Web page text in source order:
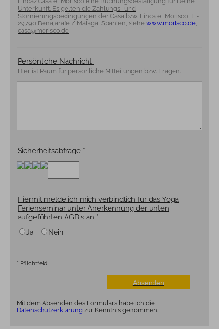
Unterkunft. Es gelten die Zahlungs- und
Stornierungsbedingungen der Casa bzw. Finca el Morisco, E -
29790 Benajarafe / Málaga, Spanien, siehe www.morisco.de,
casa@morisco.de
Persönliche Nachricht
Hier ist Raum für persönliche Mitteilungen bzw. Fragen.
Sicherheitsabfrage *
Hiermit melde ich mich verbindlich für das Yoga
Ferienseminar unter Anerkennung der unten
aufgeführten AGB's an *
Ja Nein
* Pflichtfeld
Mit dem Absenden des Formulars habe ich die
Datenschutzerklärung zur Kenntnis genommen.